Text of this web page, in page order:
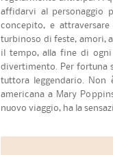
affidarvi al personaggio
concepito, e
turbinoso di feste, amori,
il tempo, alla fine di
divertimento. Per fortuna
tuttora leggendario. Non
americana a Mary
nuovo viaggio, ha la